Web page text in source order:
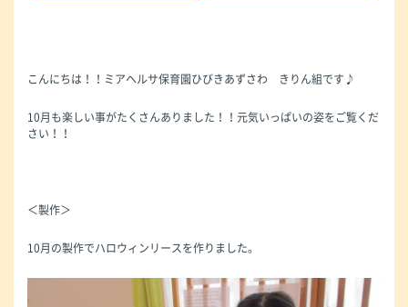
こんにちは！！ミアヘルサ保育園ひびきあずさわ きりん組です♪
10月も楽しい事がたくさんありました！！元気いっぱいの姿をご覧くだ
さい！！
＜製作＞
10月の製作でハロウィンリースを作りました。